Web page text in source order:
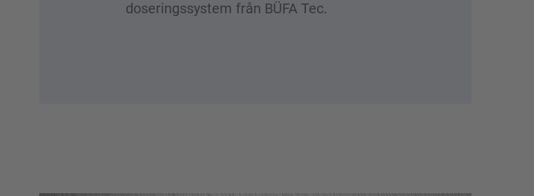
doseringssystem från BÜFA Tec.